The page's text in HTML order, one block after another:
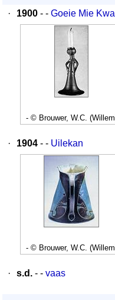
· 1900 - - Goeie Mie
- © Brouwer, W.C.
· 1904 - - Uilekan
- © Brouwer, W.C.
· s.d. - - vaas